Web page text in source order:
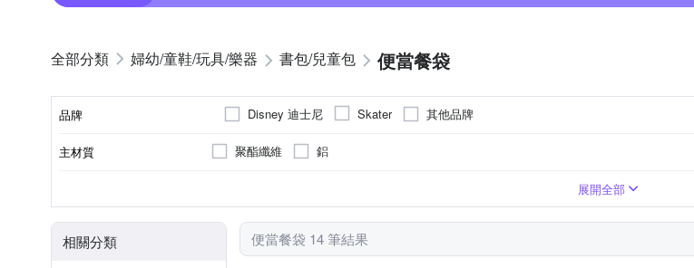
婦幼/童鞋/玩具/樂器 書包/兒童包 便當餐袋
品牌 Disney 迪士尼 Skater 其他品牌
主材質 聚酯纖維 鋁
展開全部
相關分類 便當餐袋 14 筆結果